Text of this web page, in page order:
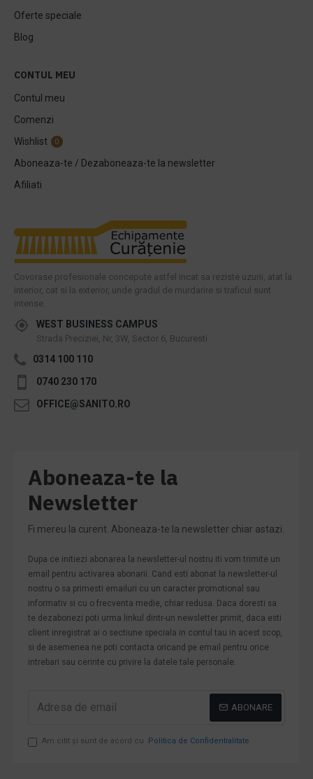
Oferte speciale
Blog
CONTUL MEU
Contul meu
Comenzi
Wishlist
0
Aboneaza-te / Dezaboneaza-te la newsletter
Afiliati
Covorase profesionale concepute astfel incat sa reziste uzurii, atat la
interior, cat si la exterior, unde gradul de murdarire si traficul sunt
intense.
WEST BUSINESS CAMPUS
Strada Preciziei, Nr, 3W, Sector 6, Bucuresti
0314 100 110
0740 230 170
OFFICE@SANITO.RO
Aboneaza-te la
Newsletter
Fi mereu la curent. Aboneaza-te la newsletter chiar astazi.
Dupa ce initiezi abonarea la newsletter-ul nostru iti vom trimite un
email pentru activarea abonarii. Cand esti abonat la newsletter-ul
nostru o sa primesti emailuri cu un caracter promotional sau
informativ si cu o frecventa medie, chiar redusa. Daca doresti sa
te dezabonezi poti urma linkul dintr-un newsletter primit, daca esti
client inregistrat ai o sectiune speciala in contul tau in acest scop,
si de asemenea ne poti contacta oricand pe email pentru orice
intrebari sau cerinte cu privire la datele tale personale.
ABONARE
Am citit şi sunt de acord cu Politica de Confidentialitate